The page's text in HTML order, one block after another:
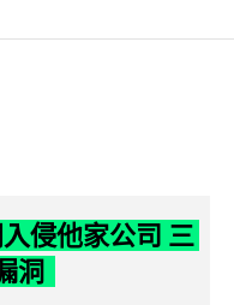
侵他家公司 三
洞